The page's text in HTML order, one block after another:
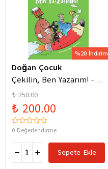
%20 İndirim
Doğan Çocuk
Çekilin, Ben Yazarım! -
Anıl Basılı
₺ 250.00
₺ 200.00
0 Değerlendirme
Sepete Ekle